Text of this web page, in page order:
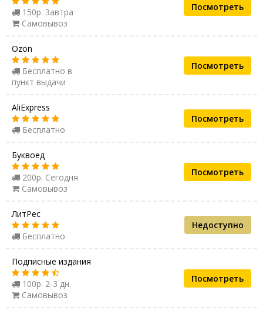
150р. Завтра
Самовывоз
Посмотреть
Ozon
Бесплатно в
пункт выдачи
Посмотреть
AliExpress
Бесплатно
Посмотреть
Буквоед
200р. Сегодня
Самовывоз
Посмотреть
ЛитРес
Бесплатно
Недоступно
Подписные издания
100р. 2-3 дн.
Самовывоз
Посмотреть